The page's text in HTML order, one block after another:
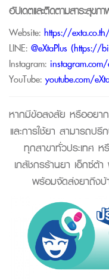
อัปเดตและติดตามสาระสุข
Website: https://
LINE: @eXtaPlus (https://
Instagram:
YouTube: youtube.com/
หากมีข้อสงสัย หรืออยา
และการใช้ยา สามารถป
ทุกสาขาทั่วประเทศ
เภสัชกรร้านยา เอ็กซ์ต้
พร้อมจัดส่งยาถึงบ้